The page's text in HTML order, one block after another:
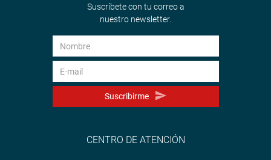
Suscríbete con tu correo a
nuestro newsletter.
Suscribirme
CENTRO DE ATENCIÓN